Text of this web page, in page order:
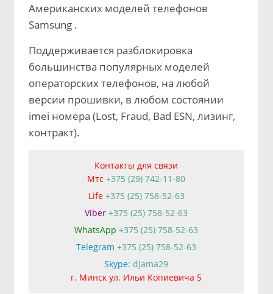
Американских моделей телефонов
Samsung .
Поддерживается разблокировка
большинства популярных моделей
операторских телефонов, на любой
версии прошивки, в любом состоянии
imei номера (Lost, Fraud, Bad ESN, лизинг,
контракт).
Контакты для связи
Мтс +375 (29) 742-11-80
Life+375 (25) 758-52-63
Viber +375 (25) 758-52-63
WhatsApp +375 (25) 758-52-63
Telegram +375 (25) 758-52-63
Skype: djama29
г. Минск ул. Ильи Копиевича 5